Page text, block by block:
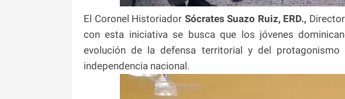
El Coronel Historiador Sócrates Suazo Ruiz, ERD.,
con esta iniciativa se busca que los jóvenes
evolución de la defensa territorial y del
independencia nacional.